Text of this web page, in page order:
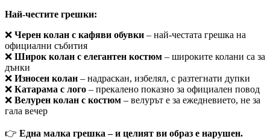
Най-честите грешки:
❌ Черен колан с кафяви обувки – най-честата грешка на
официални събития
❌ Широк колан с елегантен костюм – широките колани са за
дънки
❌ Износен колан – надраскан, избелял, с разтегнати дупки
❌ Катарама с лого – прекалено показно за официален повод
❌ Велурен колан с костюм – велурът е за ежедневието, не за
гала вечер
👉 Една малка грешка – и целият ви образ е нарушен.